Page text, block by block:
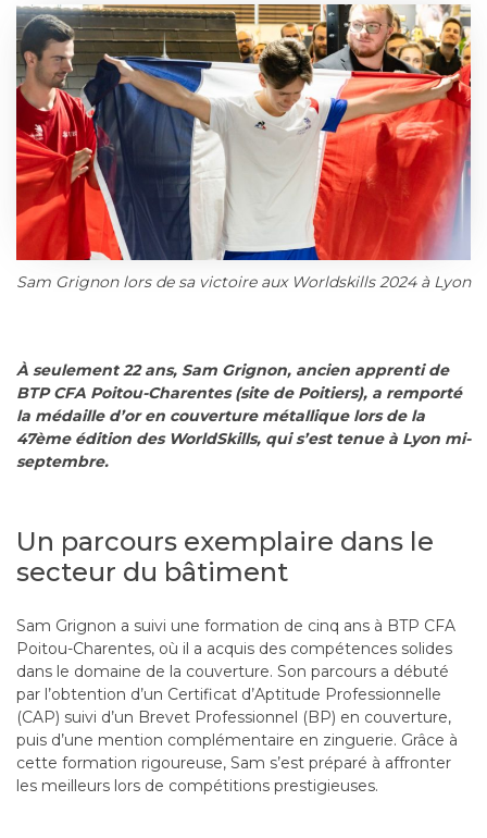
Sam Grignon lors de sa victoire aux Worldskills 2024 à Lyon
À seulement 22 ans, Sam Grignon, ancien apprenti de
BTP CFA Poitou-Charentes (site de Poitiers), a remporté
la médaille d’or en couverture métallique lors de la
47ème édition des WorldSkills, qui s’est tenue à Lyon mi-
septembre.
Un parcours exemplaire dans le
secteur du bâtiment
Sam Grignon a suivi une formation de cinq ans à BTP CFA
Poitou-Charentes, où il a acquis des compétences solides
dans le domaine de la couverture. Son parcours a débuté
par l’obtention d’un Certificat d’Aptitude Professionnelle
(CAP) suivi d’un Brevet Professionnel (BP) en couverture,
puis d’une mention complémentaire en zinguerie. Grâce à
cette formation rigoureuse, Sam s’est préparé à affronter
les meilleurs lors de compétitions prestigieuses.